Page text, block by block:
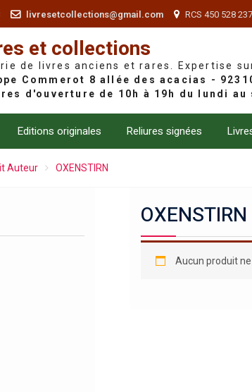
livresetcollections@gmail.com RCS 450 528
et collections
de livres anciens et rares. Expertise sur
Editions originales Reliures signées
Auteur OXENSTIRN
OXENSTIRN
Aucun produit